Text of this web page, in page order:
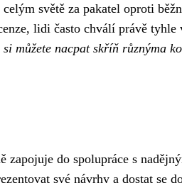
světě za pakatel oproti
, lidi často chválí právě tyhle
můžete nacpat skříň různýma
do spolupráce s
své návrhy a dostat se